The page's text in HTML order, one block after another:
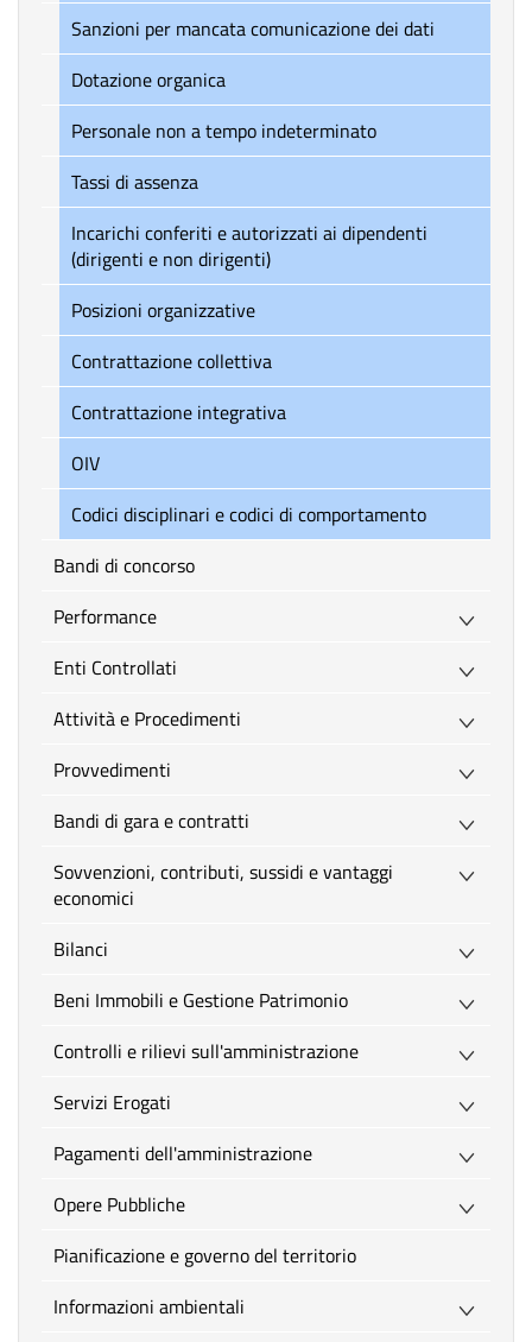
Sanzioni per mancata comunicazione dei dati
Dotazione organica
Personale non a tempo indeterminato
Tassi di assenza
Incarichi conferiti e autorizzati ai dipendenti
(dirigenti e non dirigenti)
Posizioni organizzative
Contrattazione collettiva
Contrattazione integrativa
OIV
Codici disciplinari e codici di comportamento
Bandi di concorso
Performance
Enti Controllati
Attività e Procedimenti
Provvedimenti
Bandi di gara e contratti
Sovvenzioni, contributi, sussidi e vantaggi
economici
Bilanci
Beni Immobili e Gestione Patrimonio
Controlli e rilievi sull'amministrazione
Servizi Erogati
Pagamenti dell'amministrazione
Opere Pubbliche
Pianificazione e governo del territorio
Informazioni ambientali